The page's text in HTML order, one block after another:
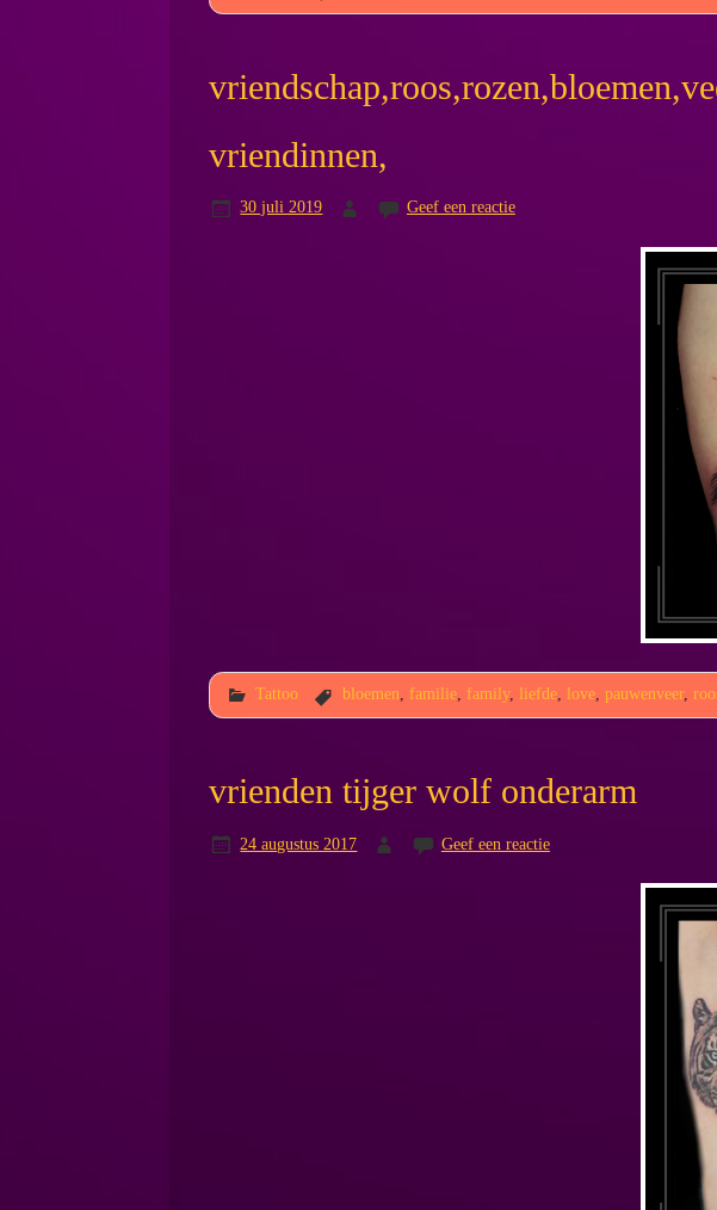
vriendinnen,
30 juli 2019 Geef een reactie
Tattoo bloemen familie family, liefde love pauwenveer,
vrienden tijger wolf onderarm
24 augustus 2017 Geef een reactie